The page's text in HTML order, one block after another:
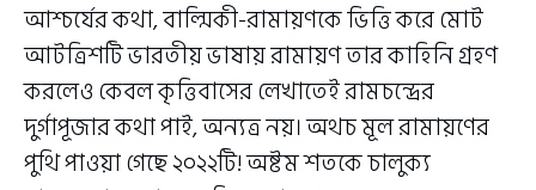
আশ্চর্যের কথা, বাল্মিকী-রামায়ণকে ভিত্তি করে মোট
আটত্রিশটি ভারতীয় ভাষায় রামায়ণ তার কাহিনি গ্রহণ
করলেও কেবল কৃত্তিবাসের লেখাতেই রামচন্দ্রের
দুর্গাপূজার কথা পাই, অন্যত্র নয়। অথচ মূল রামায়ণের
পুথি পাওয়া গেছে ২০২২টি! অষ্টম শতকে চালুক্য